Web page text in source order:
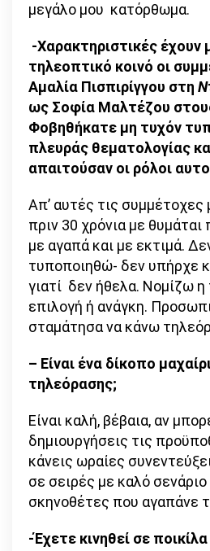
μεγάλο μου κατόρθωμα.
-Χαρακτηριστικές έχουν
τηλεοπτικό κοινό οι
Αμαλία Πισπιρίγγου στη
ως Σοφία Μαλτέζου
Φοβηθήκατε μη τυχόν
πλευράς θεματολογίας
απαιτούσαν οι ρόλοι
Απ’ αυτές τις συμμέτοχες
πριν 30 χρόνια με
με αγαπά και με εκτιμά.
τυποποιηθώ- δεν υπήρχε
γιατί δεν ήθελα. Νομίζω η
επιλογή ή ανάγκη.
σταμάτησα να κάνω
– Είναι ένα δίκοπο
τηλεόρασης;
Είναι καλή, βέβαια, αν
δημιουργήσεις τις
κάνεις ωραίες
σε σειρές με καλό
σκηνοθέτες που αγαπάνε
-Έχετε κινηθεί σε